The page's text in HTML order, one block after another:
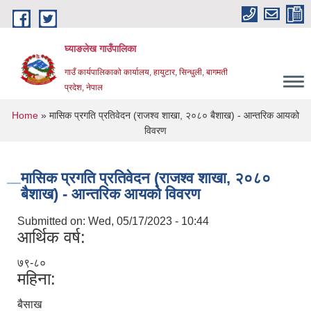
Skip to main content
घ्याङलेख गाउँपालिका
गाउँ कार्यपालिकाको कार्यालय, हायुटार, सिन्धुली, बागमती
प्रदेश, नेपाल
You are here
Home » मासिक प्रगति प्रतिवेदन (राजश्व शाखा, २०८० बैशाख) - आन्तरिक आयको
विवरण
मासिक प्रगति प्रतिवेदन (राजश्व शाखा, २०८०
बैशाख) - आन्तरिक आयको विवरण
Submitted on: Wed, 05/17/2023 - 10:44
आर्थिक वर्ष:
७९-८०
महिना:
बैसाख